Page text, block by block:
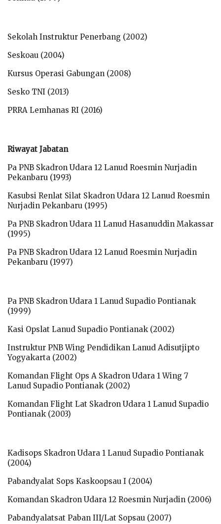
Sekolah Instruktur Penerbang (2002)
Seskoau (2004)
Kursus Operasi Gabungan (2008)
Sesko TNI (2013)
PRRA Lemhanas RI (2016)
Riwayat Jabatan
Pa PNB Skadron Udara 12 Lanud Roesmin Nurjadin
Pekanbaru (1993)
Kasubsi Renlat Silat Skadron Udara 12 Lanud Roesmin
Nurjadin Pekanbaru (1995)
Pa PNB Skadron Udara 11 Lanud Hasanuddin Makassar
(1995)
Pa PNB Skadron Udara 12 Lanud Roesmin Nurjadin
Pekanbaru (1997)
Pa PNB Skadron Udara 1 Lanud Supadio Pontianak
(1999)
Kasi Opslat Lanud Supadio Pontianak (2002)
Instruktur PNB Wing Pendidikan Lanud Adisutjipto
Yogyakarta (2002)
Komandan Flight Ops A Skadron Udara 1 Wing 7
Lanud Supadio Pontianak (2002)
Komandan Flight Lat Skadron Udara 1 Lanud Supadio
Pontianak (2003)
Kadisops Skadron Udara 1 Lanud Supadio Pontianak
(2004)
Pabandyalat Sops Kaskoopsau I (2004)
Komandan Skadron Udara 12 Roesmin Nurjadin (2006)
Pabandyalatsat Paban III/Lat Sopsau (2007)